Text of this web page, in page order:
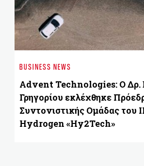
BUSINESS NEWS
Advent Technologies: Ο Δρ.
Γρηγορίου εκλέχθηκε
Συντονιστικής Ομάδας του
Hydrogen «Hy2Tech»